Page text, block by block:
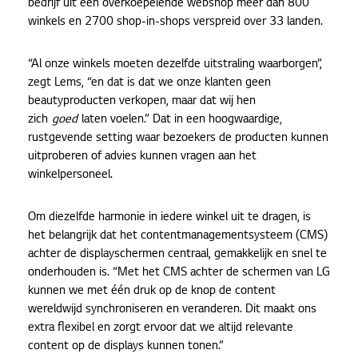
bedrijf uit een overkoepelende webshop meer dan 800
winkels en 2700 shop-in-shops verspreid over 33 landen.
“Al onze winkels moeten dezelfde uitstraling waarborgen”,
zegt Lems, “en dat is dat we onze klanten geen
beautyproducten verkopen, maar dat wij hen
zich goed laten voelen.” Dat in een hoogwaardige,
rustgevende setting waar bezoekers de producten kunnen
uitproberen of advies kunnen vragen aan het
winkelpersoneel.
Om diezelfde harmonie in iedere winkel uit te dragen, is
het belangrijk dat het contentmanagementsysteem (CMS)
achter de displayschermen centraal, gemakkelijk en snel te
onderhouden is. “Met het CMS achter de schermen van LG
kunnen we met één druk op de knop de content
wereldwijd synchroniseren en veranderen. Dit maakt ons
extra flexibel en zorgt ervoor dat we altijd relevante
content op de displays kunnen tonen.”